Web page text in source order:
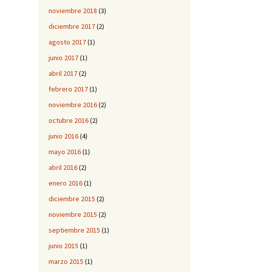
noviembre 2018 (3)
diciembre 2017(2)
agosto 2017(1)
junio 2017(1)
abril 2017(2)
febrero 2017(1)
noviembre 2016(2)
octubre 2016(2)
junio 2016(4)
mayo 2016(1)
abril 2016(2)
enero 2016(1)
diciembre 2015 (2)
noviembre 2015 (2)
septiembre 2015 (1)
junio 2015 (1)
marzo 2015 (1)